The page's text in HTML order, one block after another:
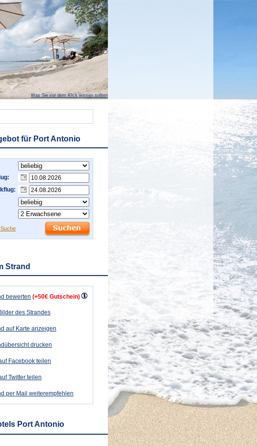
Was Sie vor dem Klick wissen sollten
für Port Antonio
Strand
bewerten (+50€ Gutschein)
des Strandes
auf Karte anzeigen
drucken
Facebook teilen
Twitter teilen
per Mail weiterempfehlen
Port Antonio